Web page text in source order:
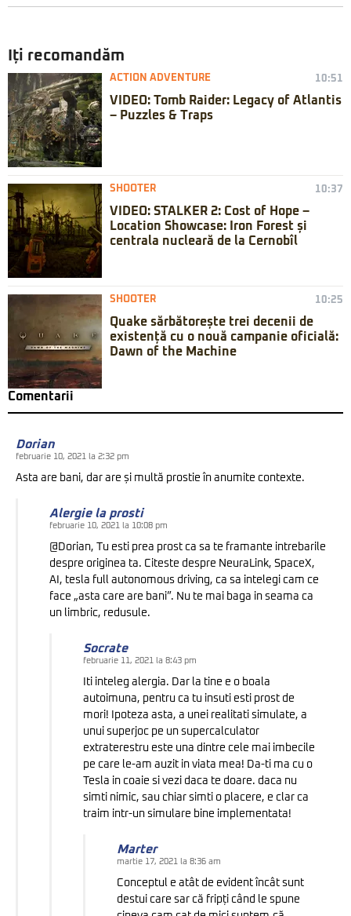
Iți recomandăm
ACTION ADVENTURE 10:51
VIDEO: Tomb Raider: Legacy of Atlantis
– Puzzles & Traps
SHOOTER 10:37
VIDEO: STALKER 2: Cost of Hope –
Location Showcase: Iron Forest și
centrala nucleară de la Cernobîl
SHOOTER 10:25
Quake sărbătorește trei decenii de
existență cu o nouă campanie oficială:
Dawn of the Machine
Comentarii
Dorian
februarie 10, 2021 la 2:32 pm
Asta are bani, dar are și multă prostie în anumite contexte.
Alergie la prosti
februarie 10, 2021 la 10:08 pm
@Dorian, Tu esti prea prost ca sa te framante intrebarile
despre originea ta. Citeste despre NeuraLink, SpaceX,
AI, tesla full autonomous driving, ca sa intelegi cam ce
face „asta care are bani”. Nu te mai baga in seama ca
un limbric, redusule.
Socrate
februarie 11, 2021 la 8:43 pm
Iti inteleg alergia. Dar la tine e o boala
autoimuna, pentru ca tu insuti esti prost de
mori! Ipoteza asta, a unei realitati simulate, a
unui superjoc pe un supercalculator
extraterestru este una dintre cele mai imbecile
pe care le-am auzit in viata mea! Da-ti ma cu o
Tesla in coaie si vezi daca te doare. daca nu
simti nimic, sau chiar simti o placere, e clar ca
traim intr-un simulare bine implementata!
Marter
martie 17, 2021 la 8:36 am
Conceptul e atât de evident încât sunt
destui care sar că fripți când le spune